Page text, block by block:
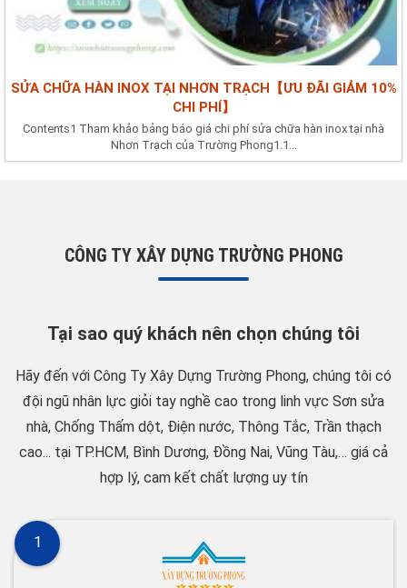
SỬA CHỮA HÀN INOX TẠI NHƠN TRẠCH【ƯU ĐÃI GIẢM 10%
CHI PHÍ】
Contents1 Tham khảo bảng báo giá chi phí sửa chữa hàn inox tại nhà
Nhơn Trạch của Trường Phong1.1...
CÔNG TY XÂY DỰNG TRƯỜNG PHONG
Tại sao quý khách nên chọn chúng tôi
Hãy đến với Công Ty Xây Dựng Trường Phong, chúng tôi có
đội ngũ nhân lực giỏi tay nghề cao trong linh vực Sơn sửa
nhà, Chống Thấm dột, Điện nước, Thông Tắc, Trần thạch
cao... tại TP.HCM, Bình Dương, Đồng Nai, Vũng Tàu,… giá cả
hợp lý, cam kết chất lượng uy tín
1